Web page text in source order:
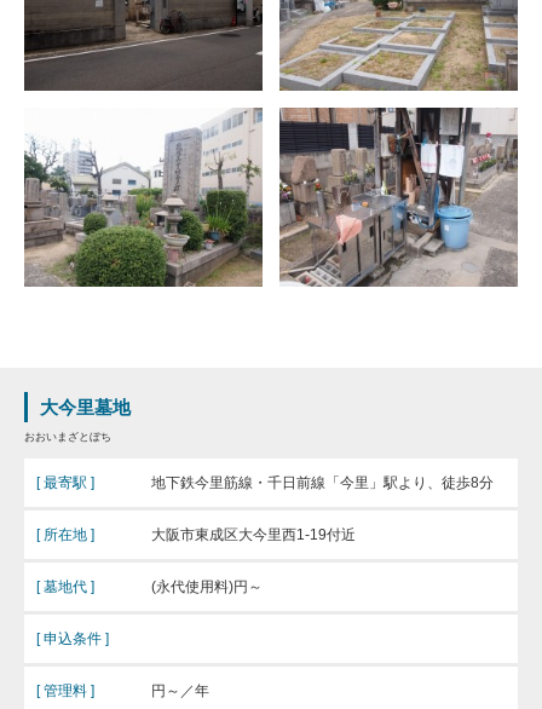
大今里墓地
おおいまざとぼち
[ 最寄駅 ] 地下鉄今里筋線・千日前線「今里」駅より、徒歩8分
[ 所在地 ] 大阪市東成区大今里西1-19付近
[ 墓地代 ] (永代使用料)円～
[ 申込条件 ]
[ 管理料 ] 円～／年